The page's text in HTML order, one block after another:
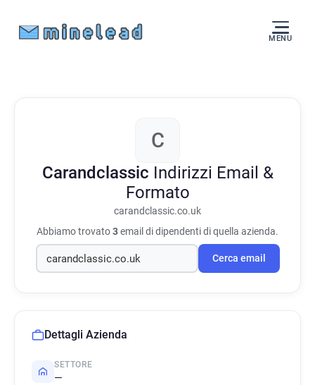
MENU
C
Carandclassic Indirizzi Email &
Formato
carandclassic.co.uk
Abbiamo trovato3email di dipendenti di quella azienda.
Cerca email
Dettagli Azienda
SETTORE
—